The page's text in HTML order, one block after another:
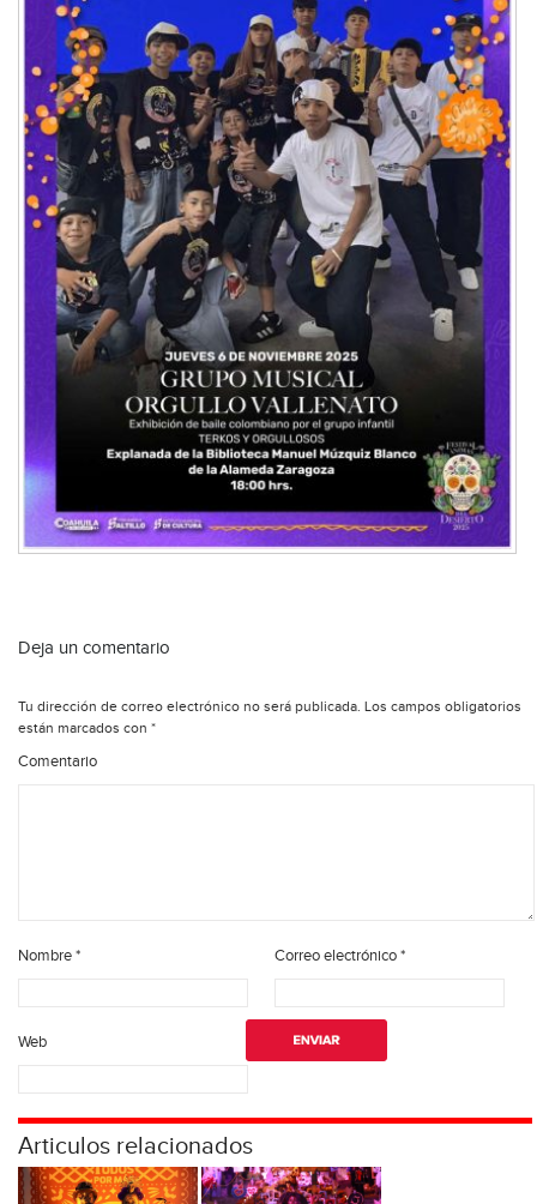
Deja un comentario
Tu dirección de correo electrónico no será publicada. Los campos obligatorios
están marcados con *
Comentario
Nombre* Correo electrónico*
Web
Articulos relacionados